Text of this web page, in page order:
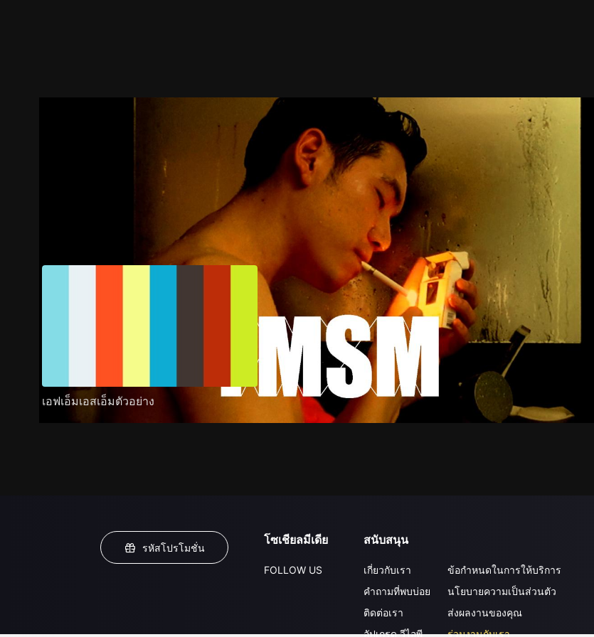
เนื้อหาที่แนะนำ รายละเอียด
เอฟเอ็มเอสเอ็มตัวอย่าง
รหัสโปรโมชั่น
โซเชียลมีเดีย
FOLLOW US
สนับสนุน
เกี่ยวกับเรา
คำถามที่พบบ่อย
ติดต่อเรา
อัปเกรด วีไอพี
ข้อกำหนดในการให้บริการ
นโยบายความเป็นส่วนตัว
ส่งผลงานของคุณ
ร่วมงานกับเรา